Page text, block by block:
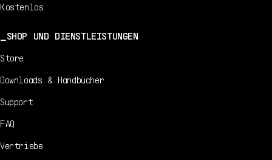
Kostenlos
SHOP UND DIENSTLEISTUNGEN
Store
Downloads & Handbücher
Support
FAQ
Vertriebe